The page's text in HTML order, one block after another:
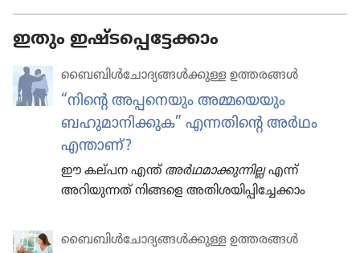
ഇതും ഇഷ്ടപ്പെട്ടേക്കാം
ബൈബിൾചോ​ദ്യ​ങ്ങൾക്കുള്ള ഉത്തരങ്ങൾ
“നിന്റെ അപ്പനെയും അമ്മയെയും
ബഹുമാനിക്കുക” എന്നതിന്റെ അർഥം
എന്താണ്‌?
ഈ കല്‌പന എന്ത്‌ അർഥമാക്കുന്നില്ലഎന്ന്‌
അറിയുന്നത്‌ നിങ്ങളെ അതിശയിപ്പിച്ചേക്കാം
ബൈബിൾചോ​ദ്യ​ങ്ങൾക്കുള്ള ഉത്തരങ്ങൾ